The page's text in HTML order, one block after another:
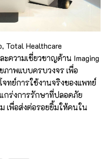
Total Healthcare
ความเชี่ยวชาญด้าน Imaging
ภาพแบบครบวงจร เพื่อ
ทย์การใช้งานจริงของแพทย์
กร่งการรักษาที่ปลอดภัย
เพื่อส่งต่อรอยยิ้มให้คนใน